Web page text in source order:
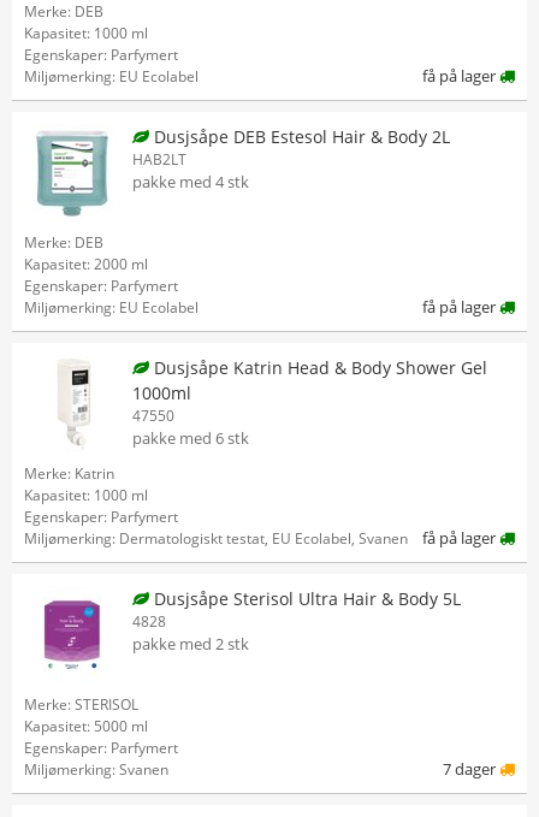
Merke: DEB
Kapasitet: 1000 ml
Egenskaper: Parfymert
Miljømerking: EU Ecolabel
få på lager
Dusjsåpe DEB Estesol Hair & Body 2L
HAB2LT
pakke med 4 stk
Merke: DEB
Kapasitet: 2000 ml
Egenskaper: Parfymert
Miljømerking: EU Ecolabel
få på lager
Dusjsåpe Katrin Head & Body Shower Gel
1000ml
47550
pakke med 6 stk
Merke: Katrin
Kapasitet: 1000 ml
Egenskaper: Parfymert
Miljømerking: Dermatologiskt testat, EU Ecolabel, Svanen
få på lager
Dusjsåpe Sterisol Ultra Hair & Body 5L
4828
pakke med 2 stk
Merke: STERISOL
Kapasitet: 5000 ml
Egenskaper: Parfymert
Miljømerking: Svanen
7 dager